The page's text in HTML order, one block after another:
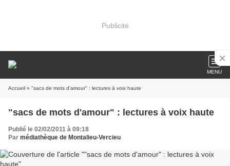
Publicité
MENU
Accueil » "sacs de mots d'amour" : lectures à voix haute
"sacs de mots d'amour" : lectures à voix haute
Publié le 02/02/2011 à 09:18
Par médiathèque de Montalieu-Vercieu